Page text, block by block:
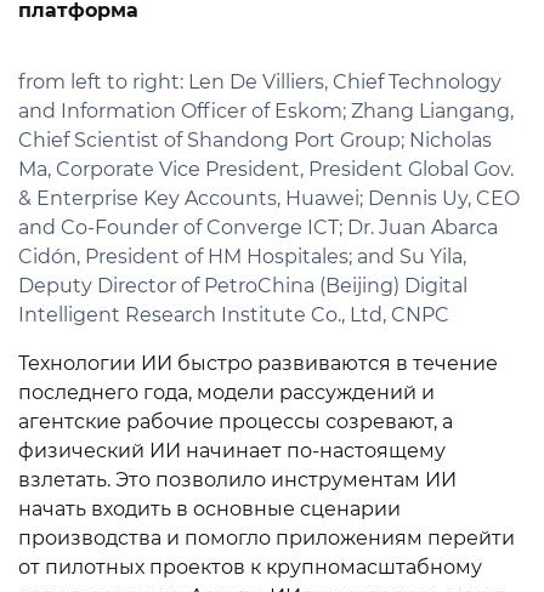
платформа
from left to right: Len De Villiers, Chief Technology
and Information Officer of Eskom; Zhang Liangang,
Chief Scientist of Shandong Port Group; Nicholas
Ma, Corporate Vice President, President Global Gov.
& Enterprise Key Accounts, Huawei; Dennis Uy, CEO
and Co-Founder of Converge ICT; Dr. Juan Abarca
Cidón, President of HM Hospitales; and Su Yila,
Deputy Director of PetroChina (Beijing) Digital
Intelligent Research Institute Co., Ltd, CNPC
Технологии ИИ быстро развиваются в течение
последнего года, модели рассуждений и
агентские рабочие процессы созревают, а
физический ИИ начинает по-настоящему
взлетать. Это позволило инструментам ИИ
начать входить в основные сценарии
производства и помогло приложениям перейти
от пилотных проектов к крупномасштабному